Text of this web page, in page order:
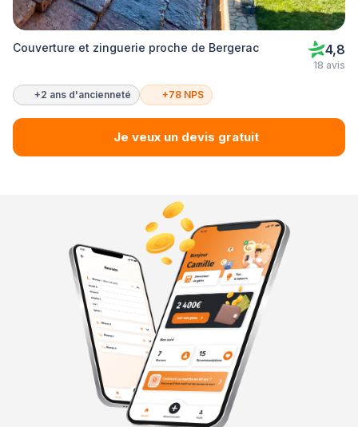
Couverture et zinguerie proche de Bergerac 4,8
18 avis
+2 ans d'ancienneté +78 NPS
Je veux un devis gratuit